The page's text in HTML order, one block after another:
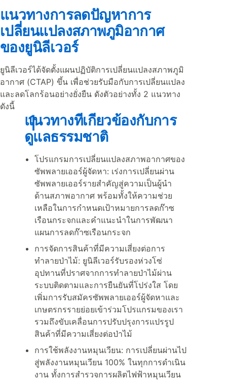
แนวทางการลดปัญหาการ
เปลี่ยนแปลงสภาพภูมิอากาศ
ของยูนิลีเวอร์
ยูนิลีเวอร์ได้จัดตั้งแผนปฏิบัติการเปลี่ยนแปลงสภาพภูมิ
อากาศ (CTAP) ขึ้น เพื่อช่วยรับมือกับการเปลี่ยนแปลง
และลดโลกร้อนอย่างยั่งยืน ดังตัวอย่างทั้ง 2 แนวทาง
ดังนี้
แนวทางที่เกี่ยวข้องกับการ
ดูแลธรรมชาติ
โปรแกรมการเปลี่ยนแปลงสภาพอากาศของ
ซัพพลายเออร์ผู้จัดหา: เร่งการเปลี่ยนผ่าน
ซัพพลายเออร์รายสำคัญสู่ความเป็นผู้นำ
ด้านสภาพอากาศ พร้อมทั้งให้ความช่วย
เหลือในการกำหนดเป้าหมายการลดก๊าซ
เรือนกระจกและคำแนะนำในการพัฒนา
แผนการลดก๊าซเรือนกระจก
การจัดการสินค้าที่มีความเสี่ยงต่อการ
ทำลายป่าไม้: ยูนิลีเวอร์รับรองห่วงโซ่
อุปทานที่ปราศจากการทำลายป่าไม้ผ่าน
ระบบติดตามและการยืนยันที่โปร่งใส โดย
เพิ่มการรับสมัครซัพพลายเออร์ผู้จัดหาและ
เกษตรกรรายย่อยเข้าร่วมโปรแกรมของเรา
รวมถึงขับเคลื่อนการปรับปรุงการแปรรูป
สินค้าที่มีความเสี่ยงต่อป่าไม้
การใช้พลังงานหมุนเวียน: การเปลี่ยนผ่านไป
สู่พลังงานหมุนเวียน 100% ในทุกการดำเนิน
งาน ทั้งการสำรวจการผลิตไฟฟ้าหมุนเวียน